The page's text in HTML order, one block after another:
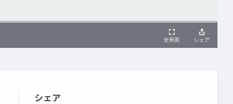
シェア